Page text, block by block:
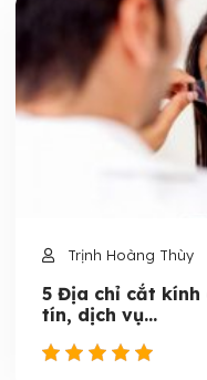
Trịnh Hoàng Thùy
5 Địa chỉ cắt kính
tín, dịch vụ...